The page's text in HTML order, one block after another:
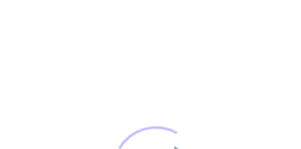
Butasi de lavanda Angustifolia soiul Rapido